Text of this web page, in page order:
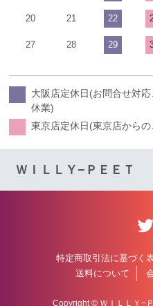
20 21 22
27 28 29
大阪店定休日(お問合せ対
休業)
東京店定休日(東京店から
ＷＩＬＬＹ−ＰＥＥＴ
特定商取引法に基づく
送料について
Copyright © ＷＩＬＬＹ−